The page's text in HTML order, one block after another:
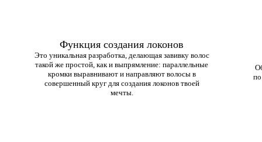
Функция создания локонов
Это уникальная разработка, делающая завивку волос
такой же простой, как и выпрямление: параллельные
кромки выравнивают и направляют волосы в
совершенный круг для создания локонов твоей
мечты.